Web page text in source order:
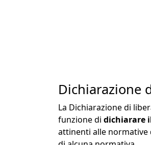
Dichiarazione
La Dichiarazione di
funzione di dichiarare
attinenti alle normative